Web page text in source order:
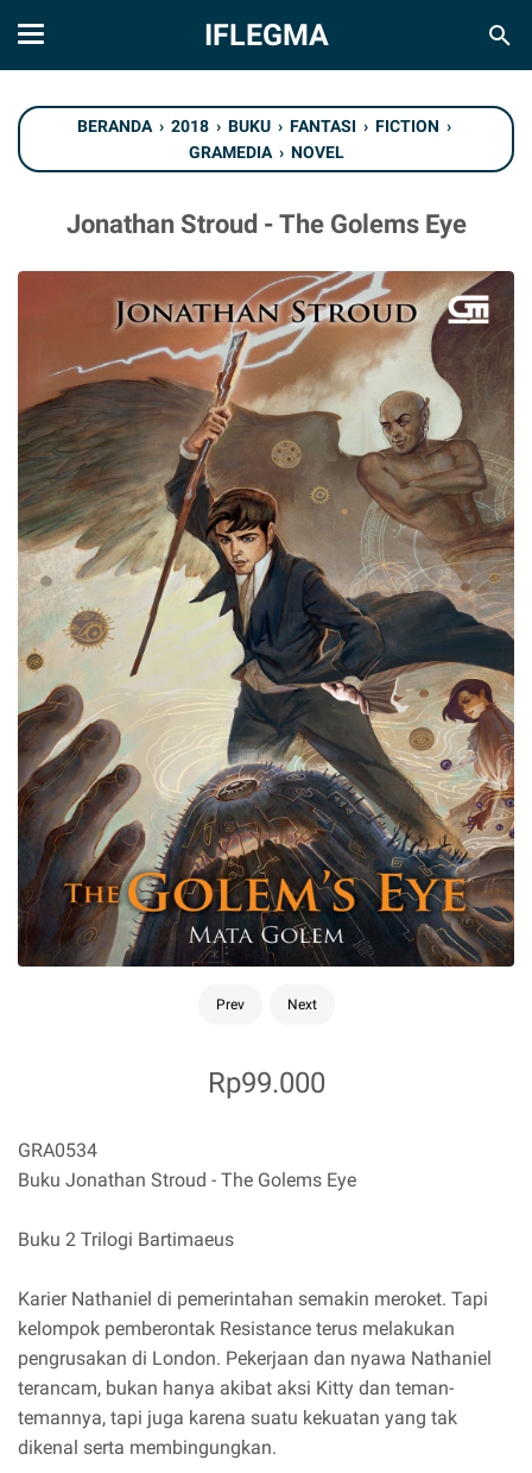
IFLEGMA
BERANDA › 2018 › BUKU › FANTASI › FICTION ›
GRAMEDIA › NOVEL
Jonathan Stroud - The Golems Eye
Prev Next
Rp99.000
GRA0534
Buku Jonathan Stroud - The Golems Eye
Buku 2 Trilogi Bartimaeus
Karier Nathaniel di pemerintahan semakin meroket. Tapi
kelompok pemberontak Resistance terus melakukan
pengrusakan di London. Pekerjaan dan nyawa Nathaniel
terancam, bukan hanya akibat aksi Kitty dan teman-
temannya, tapi juga karena suatu kekuatan yang tak
dikenal serta membingungkan.